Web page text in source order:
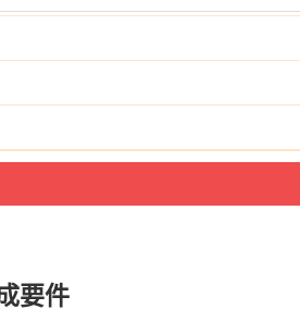
要件